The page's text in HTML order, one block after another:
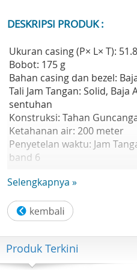
DESKRIPSI PRODUK :
Ukuran casing (P× L× T):
Bobot: 175 g
Bahan casing dan bezel:
Tali Jam Tangan: Solid,
sentuhan
Konstruksi: Tahan
Ketahanan air: 200 meter
Penyetelan waktu: Jam
band 6
surya)
Fungsi: Neobrite
Pelat belakang: Bagian
Fitur jam:
- Waktu dunia: Waktu
universal terkoordinasi),
Selengkapnya »
Produk Terkini